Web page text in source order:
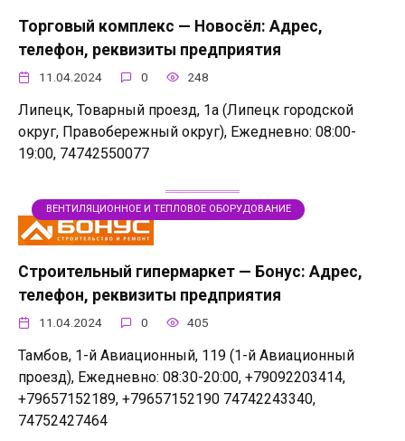
Торговый комплекс — Новосёл: Адрес,
телефон, реквизиты предприятия
11.04.2024 0 248
Липецк, Товарный проезд, 1а (Липецк городской
округ, Правобережный округ), Ежедневно: 08:00-
19:00, 74742550077
ВЕНТИЛЯЦИОННОЕ И ТЕПЛОВОЕ ОБОРУДОВАНИЕ
Строительный гипермаркет — Бонус: Адрес,
телефон, реквизиты предприятия
11.04.2024 0 405
Тамбов, 1-й Авиационный, 119 (1-й Авиационный
проезд), Ежедневно: 08:30-20:00, +79092203414,
+79657152189, +79657152190 74742243340,
74752427464